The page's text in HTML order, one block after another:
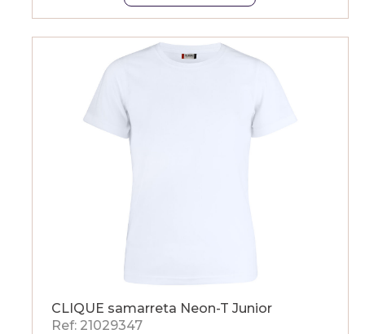
CLIQUE samarreta Neon-T Junior
Ref: 21029347